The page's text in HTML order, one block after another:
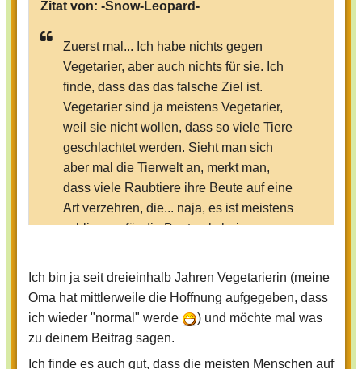
Zitat von: -Snow-Leopard-
Zuerst mal... Ich habe nichts gegen
Vegetarier, aber auch nichts für sie. Ich
finde, dass das das falsche Ziel ist.
Vegetarier sind ja meistens Vegetarier,
weil sie nicht wollen, dass so viele Tiere
geschlachtet werden. Sieht man sich
aber mal die Tierwelt an, merkt man,
dass viele Raubtiere ihre Beute auf eine
Art verzehren, die... naja, es ist meistens
schlimmer für die Beute als beim
transportiert werden und wie sie dann
getötet werden. Meine Freundin ist
Vegetarierin, ich habe absolut nix gegen
sie, aber ich kann nicht ohne Fleisch
Ich bin ja seit dreieinhalb Jahren Vegetarierin (meine
Oma hat mittlerweile die Hoffnung aufgegeben, dass
ich wieder "normal" werde
) und möchte mal was
zu deinem Beitrag sagen.
Ich finde es auch gut, dass die meisten Menschen auf